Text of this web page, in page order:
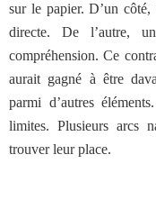
sur le papier. D’un
directe. De l’autre,
compréhension. Ce
aurait gagné à être
parmi d’autres
limites. Plusieurs arcs
trouver leur place.